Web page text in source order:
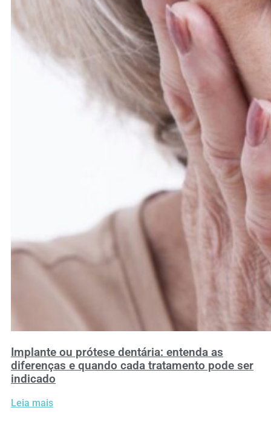
Implante ou prótese dentária: entenda as
diferenças e quando cada tratamento pode ser
indicado
Leia mais